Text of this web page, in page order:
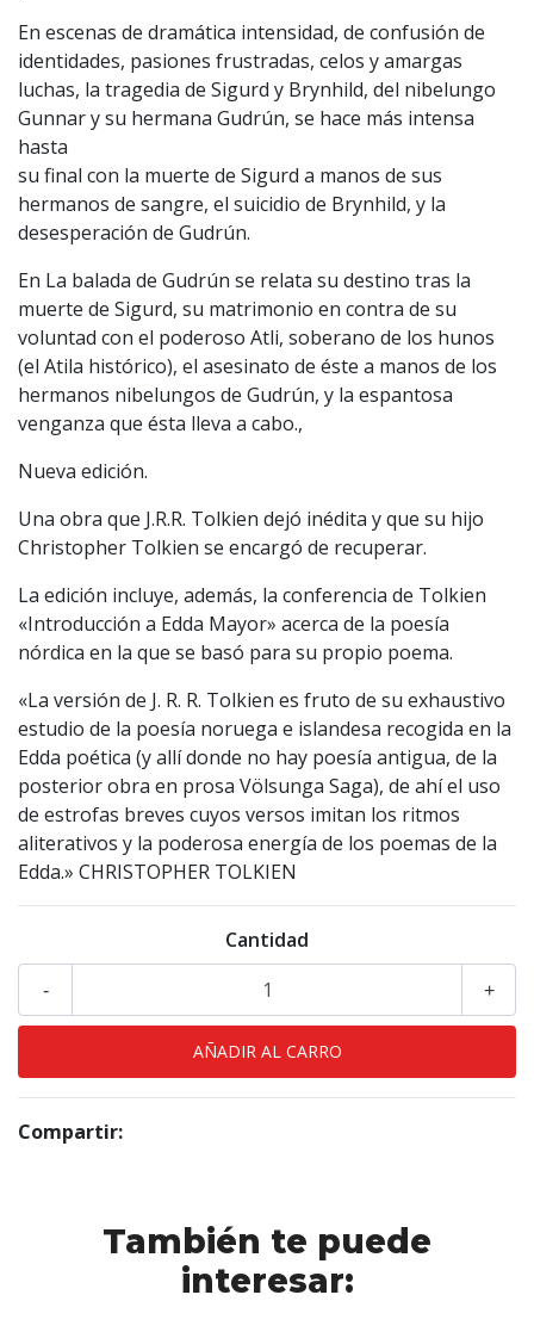
En escenas de dramática intensidad, de confusión de
identidades, pasiones frustradas, celos y amargas
luchas, la tragedia de Sigurd y Brynhild, del nibelungo
Gunnar y su hermana Gudrún, se hace más intensa
hasta
su final con la muerte de Sigurd a manos de sus
hermanos de sangre, el suicidio de Brynhild, y la
desesperación de Gudrún.
En La balada de Gudrún se relata su destino tras la
muerte de Sigurd, su matrimonio en contra de su
voluntad con el poderoso Atli, soberano de los hunos
(el Atila histórico), el asesinato de éste a manos de los
hermanos nibelungos de Gudrún, y la espantosa
venganza que ésta lleva a cabo.,
Nueva edición.
Una obra que J.R.R. Tolkien dejó inédita y que su hijo
Christopher Tolkien se encargó de recuperar.
La edición incluye, además, la conferencia de Tolkien
«Introducción a Edda Mayor» acerca de la poesía
nórdica en la que se basó para su propio poema.
«La versión de J. R. R. Tolkien es fruto de su exhaustivo
estudio de la poesía noruega e islandesa recogida en la
Edda poética (y allí donde no hay poesía antigua, de la
posterior obra en prosa Völsunga Saga), de ahí el uso
de estrofas breves cuyos versos imitan los ritmos
aliterativos y la poderosa energía de los poemas de la
Edda.» CHRISTOPHER TOLKIEN
Cantidad
+
-
Compartir:
También te puede
interesar: